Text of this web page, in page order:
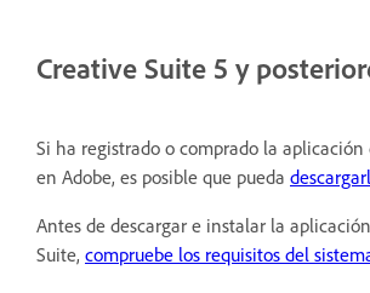
Creative Suite 5 y
Si ha registrado o comprado la aplicación
en Adobe, es posible que pueda
Antes de descargar e instalar la
Suite, compruebe los requisitos del